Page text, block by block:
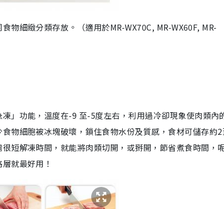
物細緻分類存放。（適用於MR-WX70C, MR-WX60F, MR-
」功能，溫度在-9 至-5度左右，利用過冷卻現象使肉類內
物細胞被冰塊破壞，鎖住食物水份及質感，食材可儲存約2
短解凍時間，就能將肉類切開，或掰開，節省煮食時間，
就最好用！